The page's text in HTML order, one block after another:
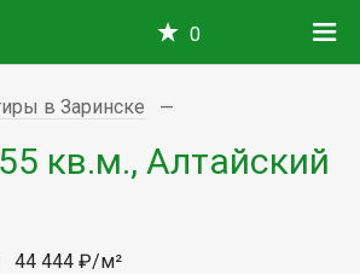
0
в Заринске
кв.м., Алтайский
44 444 ₽/м²